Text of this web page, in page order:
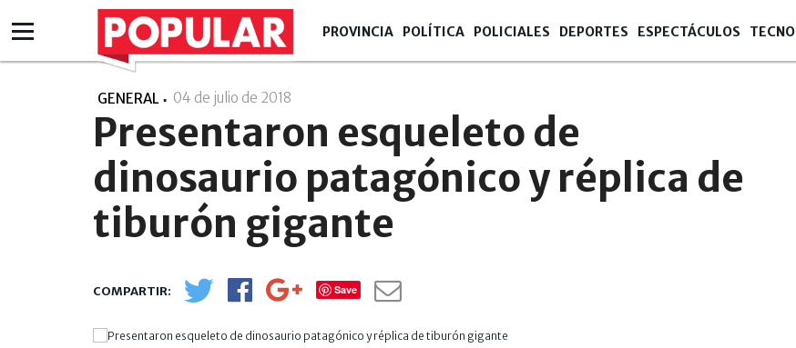
PROVINCIA POLÍTICA POLICIALES DEPORTES ESPECTÁCULOS TECNO
GENERAL 04 de julio de 2018
Presentaron esqueleto de
dinosaurio patagónico y réplica de
tiburón gigante
Save